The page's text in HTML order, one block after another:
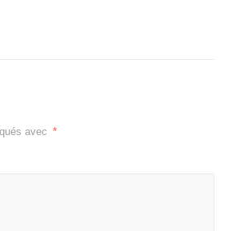
avec *